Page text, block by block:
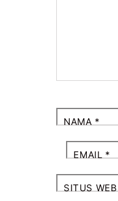
NAMA*
EMAIL*
SITUS WEB